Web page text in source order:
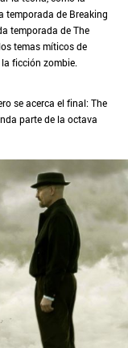
temporada de Breaking
temporada de The
temas míticos de
ficción zombie.
se acerca el final: The
parte de la octava